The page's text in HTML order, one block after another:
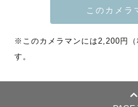
ています！大好きな子どもた
いで過ごしています👶🏻♡
【ジャンル】
✨子どもが喜ぶことやおもち
※このカメラマンには2,200円（
す。